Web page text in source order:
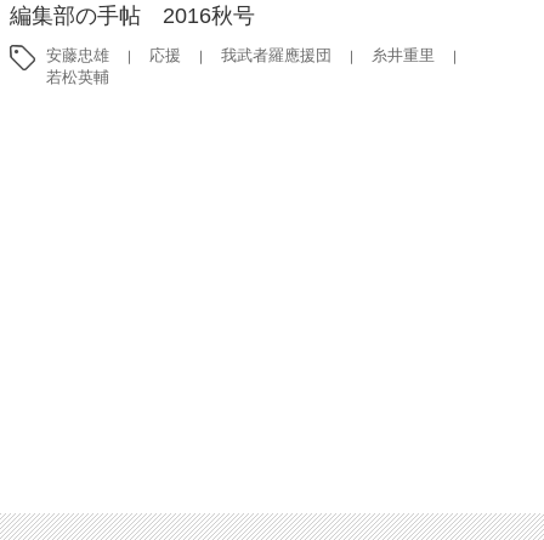
編集部の手帖 2016秋号
安藤忠雄 応援 我武者羅應援団
糸井重里
若松英輔